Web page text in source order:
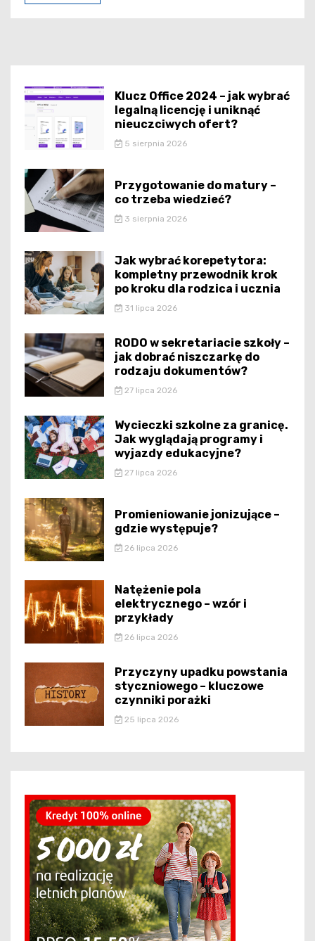
Klucz Office 2024 – jak wybrać
legalną licencję i uniknąć
nieuczciwych ofert?
5 sierpnia 2026
Przygotowanie do matury –
co trzeba wiedzieć?
3 sierpnia 2026
Jak wybrać korepetytora:
kompletny przewodnik krok
po kroku dla rodzica i ucznia
31 lipca 2026
RODO w sekretariacie szkoły –
jak dobrać niszczarkę do
rodzaju dokumentów?
27 lipca 2026
Wycieczki szkolne za granicę.
Jak wyglądają programy i
wyjazdy edukacyjne?
27 lipca 2026
Promieniowanie jonizujące –
gdzie występuje?
26 lipca 2026
Natężenie pola
elektrycznego – wzór i
przykłady
26 lipca 2026
Przyczyny upadku powstania
styczniowego – kluczowe
czynniki porażki
25 lipca 2026